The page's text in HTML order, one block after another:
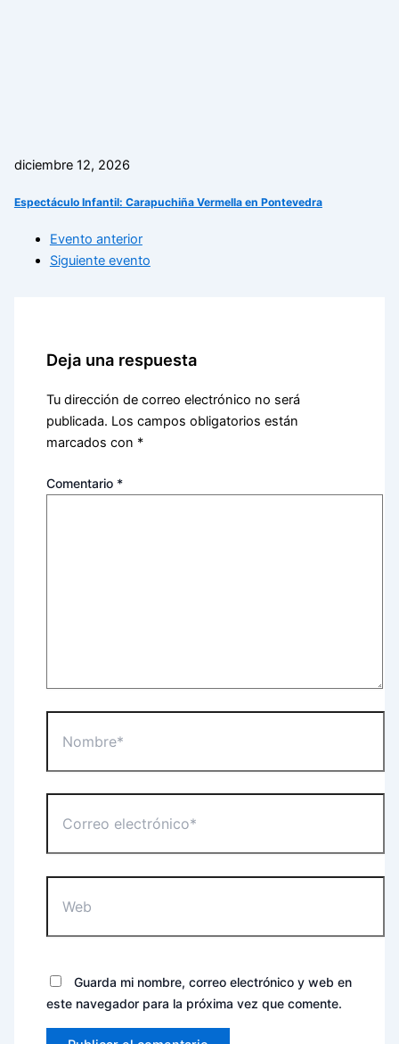
diciembre 12, 2026
Espectáculo Infantil: Carapuchiña Vermella en Pontevedra
Evento anterior
Siguiente evento
Deja una respuesta
Tu dirección de correo electrónico no será
publicada. Los campos obligatorios están
marcados con *
Comentario *
electrónico*
Guarda mi nombre, correo electrónico y web en
este navegador para la próxima vez que comente.